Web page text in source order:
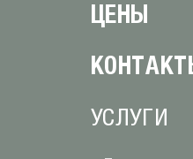
ЦЕНЫ
УСЛУГИ